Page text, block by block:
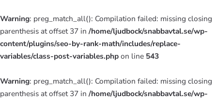
Warning: preg_match_all(): Compilation failed: missing closing
parenthesis at offset 37 in /home/ljudbock/snabbavtal.se/wp-
content/plugins/seo-by-rank-math/includes/replace-
variables/class-post-variables.phpon line 543
Warning: preg_match_all(): Compilation failed: missing closing
parenthesis at offset 37 in /home/ljudbock/snabbavtal.se/wp-